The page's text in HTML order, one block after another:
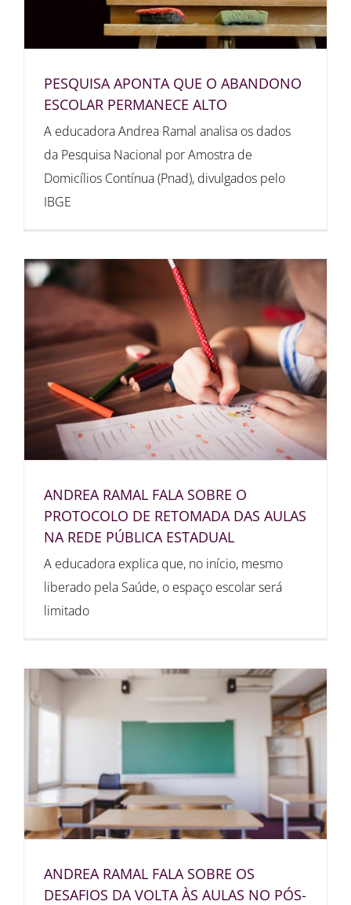
PESQUISA APONTA QUE O ABANDONO
ESCOLAR PERMANECE ALTO
A educadora Andrea Ramal analisa os dados
da Pesquisa Nacional por Amostra de
Domicílios Contínua (Pnad), divulgados pelo
IBGE
ANDREA RAMAL FALA SOBRE O
PROTOCOLO DE RETOMADA DAS AULAS
NA REDE PÚBLICA ESTADUAL
A educadora explica que, no início, mesmo
liberado pela Saúde, o espaço escolar será
limitado
ANDREA RAMAL FALA SOBRE OS
DESAFIOS DA VOLTA ÀS AULAS NO PÓS-